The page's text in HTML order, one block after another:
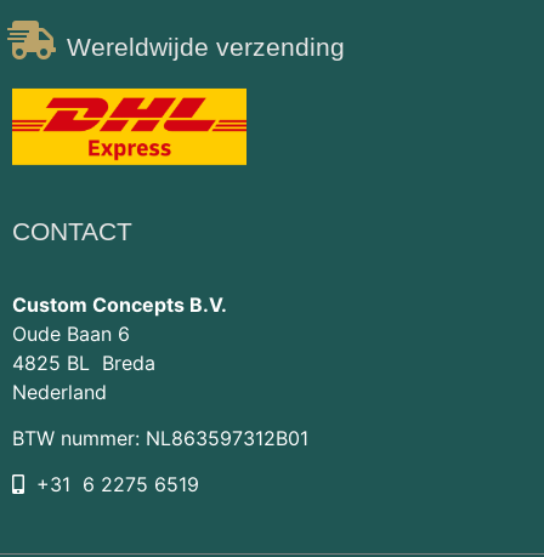
Wereldwijde verzending
CONTACT
Custom Concepts B.V.
Oude Baan 6
4825 BL Breda
Nederland
BTW nummer: NL863597312B01
+31 6 2275 6519